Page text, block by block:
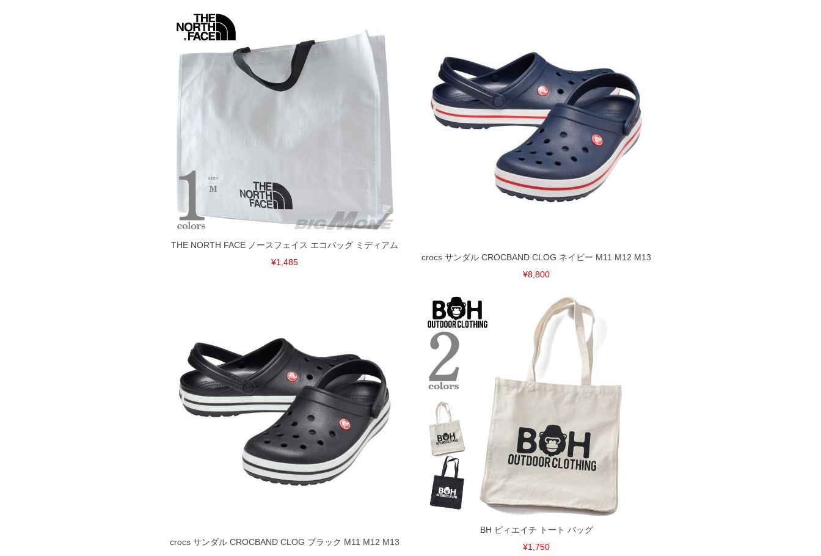
THE NORTH FACE ノースフェイス エコバッグ ミディアム
¥1,485
crocs サンダル CROCBAND CLOG ネイビー M11 M12 M13
¥8,800
crocs サンダル CROCBAND CLOG ブラック M11 M12 M13
BH ビィエイチ トート バッグ
¥1,750